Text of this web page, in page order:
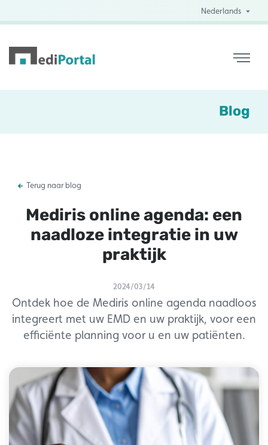
Nederlands
Blog
Terug naar blog
Mediris online agenda: een
naadloze integratie in uw
praktijk
2024/03/14
Ontdek hoe de Mediris online agenda naadloos
integreert met uw EMD en uw praktijk, voor een
efficiënte planning voor u en uw patiënten.